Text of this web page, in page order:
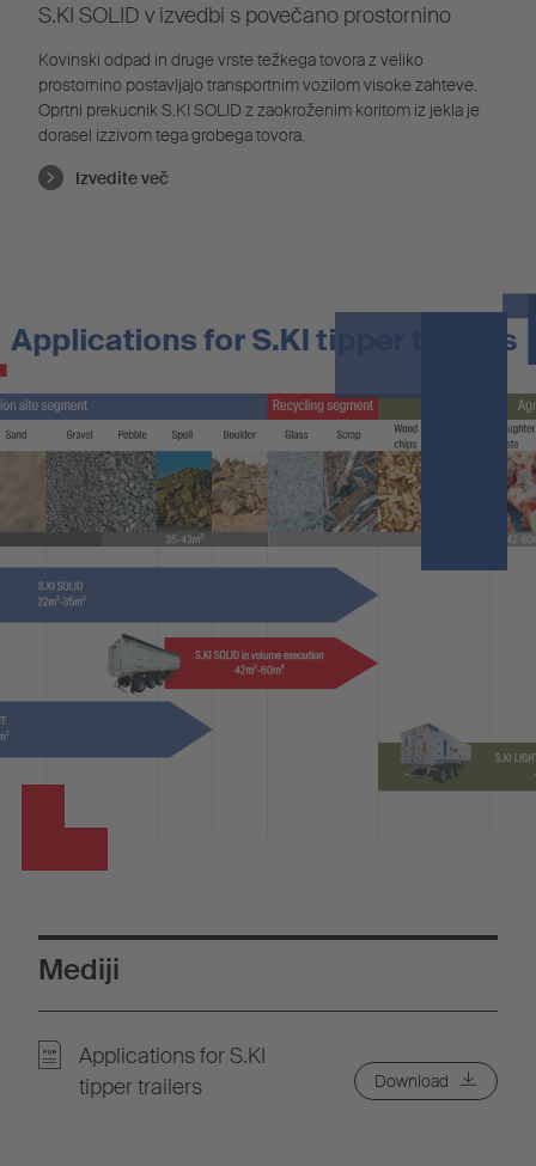
S.KI SOLID v izvedbi s povečano prostornino
Kovinski odpad in druge vrste težkega tovora z veliko
prostornino postavljajo transportnim vozilom visoke zahteve.
Oprtni prekucnik S.KI SOLID z zaokroženim koritom iz jekla je
dorasel izzivom tega grobega tovora.
Izvedite več
Mediji
Applications for S.KI
tipper trailers
Download